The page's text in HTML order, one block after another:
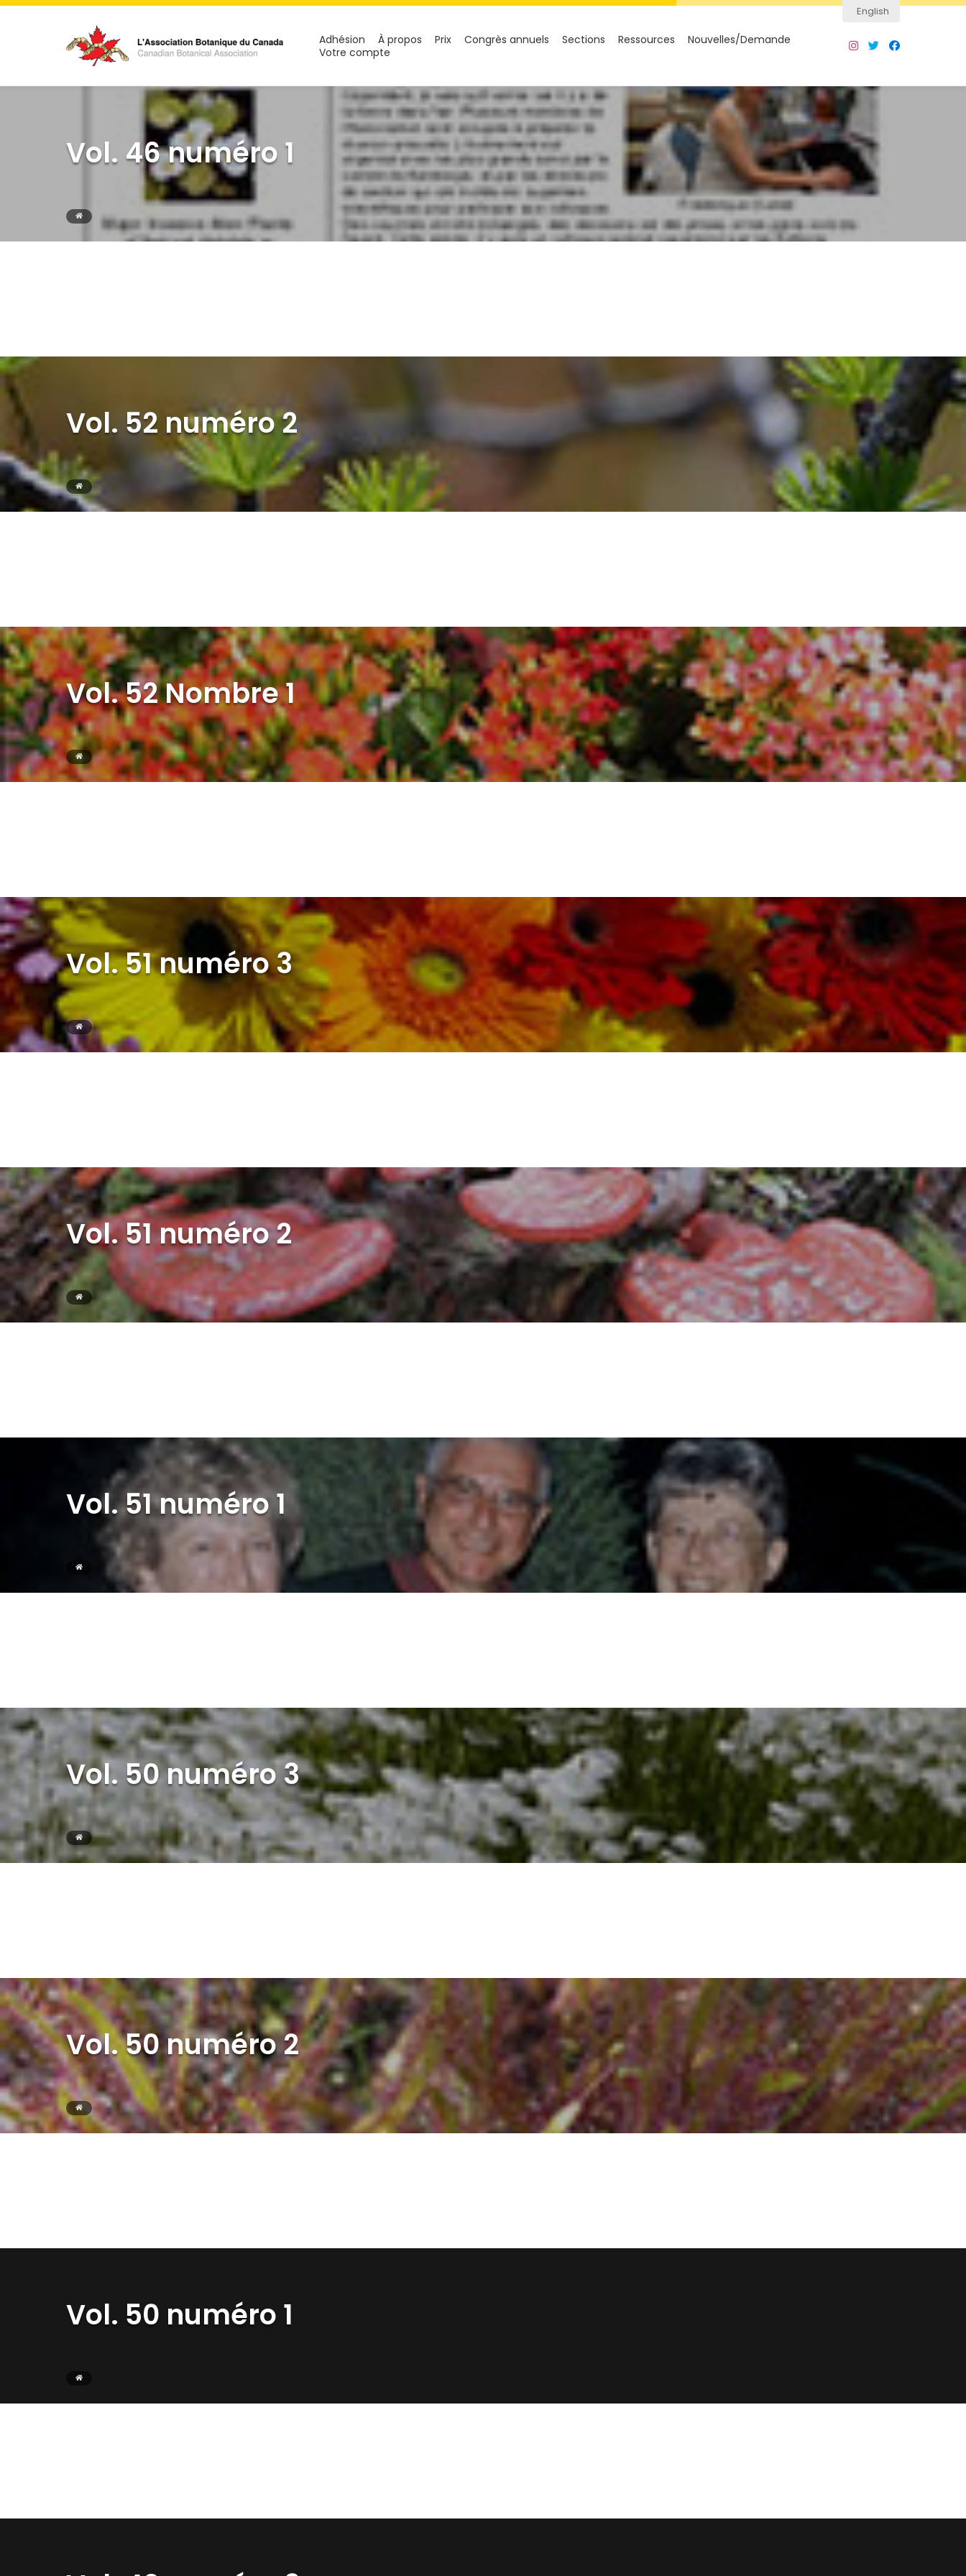
English
Adhésion À propos Prix Congrès annuels Sections Ressources
Nouvelles/Demande
Votre compte
Vol. 46 numéro 1
Vol. 52 numéro 2
Vol. 52 Nombre 1
Vol. 51 numéro 3
Vol. 51 numéro 2
Vol. 51 numéro 1
Vol. 50 numéro 3
Vol. 50 numéro 2
Vol. 50 numéro 1